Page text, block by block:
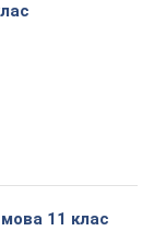
11 клас